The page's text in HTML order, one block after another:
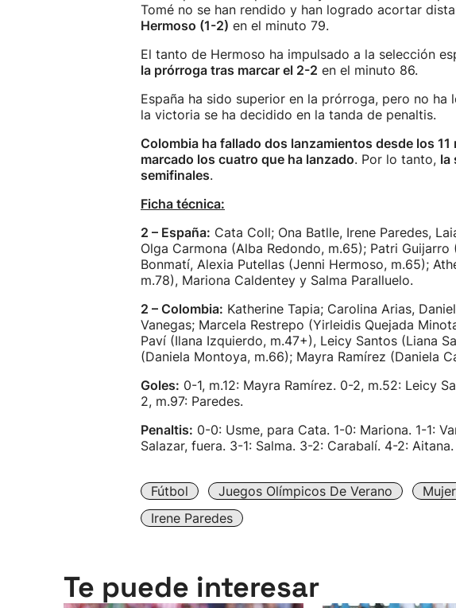
Tomé no se han rendido y han logrado acortar
Hermoso (1-2) en el minuto 79.
El tanto de Hermoso ha impulsado a la selección
la prórroga tras marcar el 2-2 en el minuto 86.
España ha sido superior en la prórroga, pero no
la victoria se ha decidido en la tanda de penaltis.
Colombia ha fallado dos lanzamientos desde los 11
marcado los cuatro que ha lanzado. Por lo tanto, la
semifinales.
Ficha técnica:
2 – España: Cata Coll; Ona Batlle, Irene Paredes,
Olga Carmona (Alba Redondo, m.65); Patri
Bonmatí, Alexia Putellas (Jenni Hermoso, m.65);
m.78), Mariona Caldentey y Salma Paralluelo.
2 – Colombia: Katherine Tapia; Carolina Arias,
Vanegas; Marcela Restrepo (Yirleidis Quejada
Paví (Ilana Izquierdo, m.47+), Leicy Santos (Liana
(Daniela Montoya, m.66); Mayra Ramírez (Daniela
Goles: 0-1, m.12: Mayra Ramírez. 0-2, m.52: Leicy
2, m.97: Paredes.
Penaltis: 0-0: Usme, para Cata. 1-0: Mariona. 1-1:
Salazar, fuera. 3-1: Salma. 3-2: Carabalí. 4-2: Aitana.
Fútbol Juegos Olímpicos De Verano
Irene Paredes
Te puede interesar